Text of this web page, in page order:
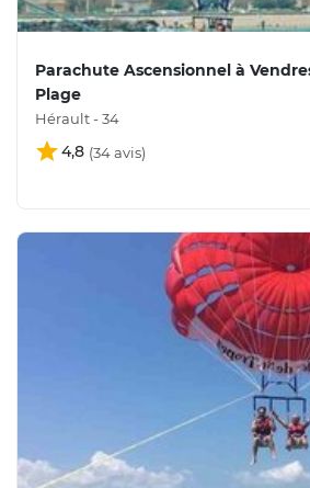
Parachute Ascensionnel à
Plage
Hérault - 34
4,8